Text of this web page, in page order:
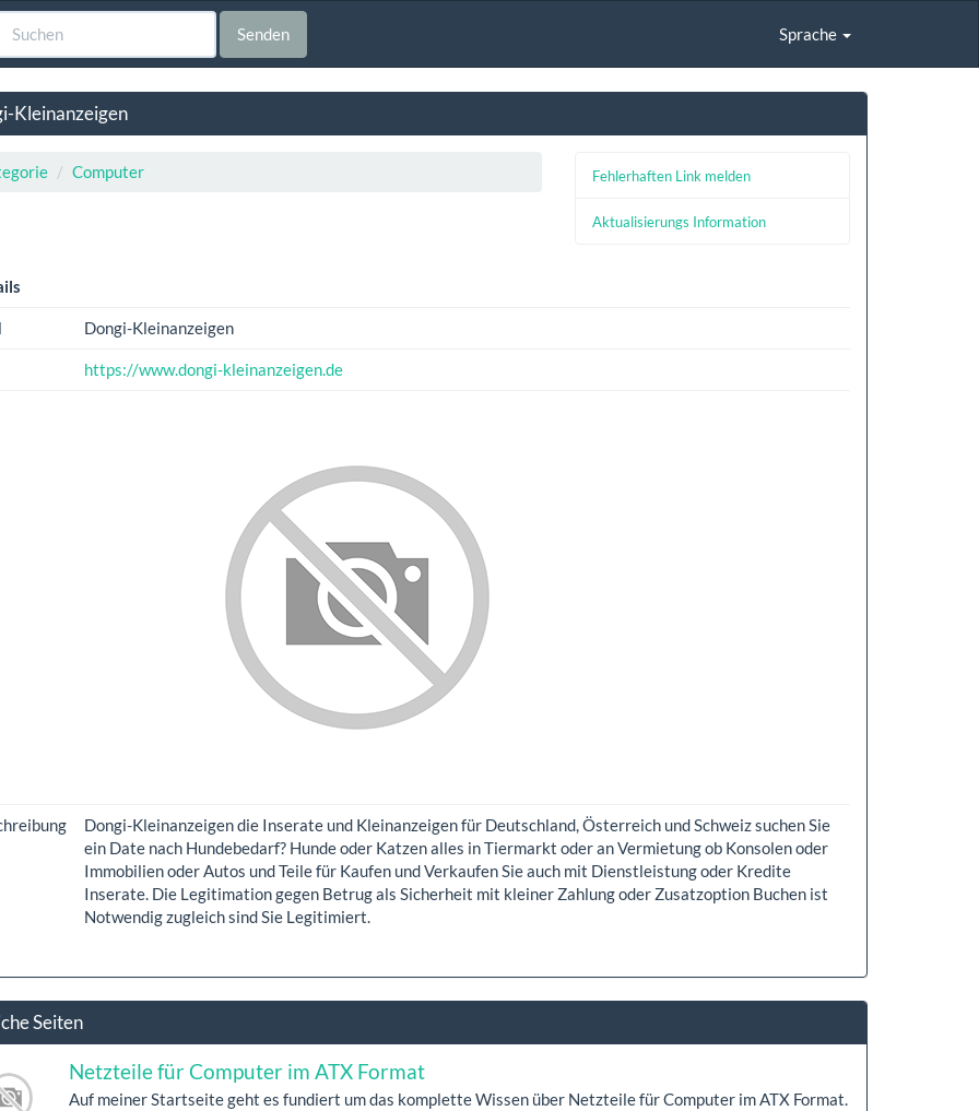
Senden Sprache
Kleinanzeigen
Computer Fehlerhaften Link melden
Aktualisierungs Information
Dongi-Kleinanzeigen
https://www.dongi-kleinanzeigen.de
Dongi-Kleinanzeigen die Inserate und Kleinanzeigen für Deutschland, Österreich und Schweiz suchen Sie
ein Date nach Hundebedarf? Hunde oder Katzen alles in Tiermarkt oder an Vermietung ob Konsolen oder
Immobilien oder Autos und Teile für Kaufen und Verkaufen Sie auch mit Dienstleistung oder Kredite
Inserate. Die Legitimation gegen Betrug als Sicherheit mit kleiner Zahlung oder Zusatzoption Buchen ist
Notwendig zugleich sind Sie Legitimiert.
Seiten
Netzteile für Computer im ATX Format
Auf meiner Startseite geht es fundiert um das komplette Wissen über Netzteile für Computer im ATX Format.